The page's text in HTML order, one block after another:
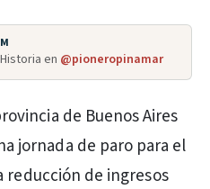
en @pioneropinamar
de Buenos Aires
jornada de paro para el
reducción de ingresos